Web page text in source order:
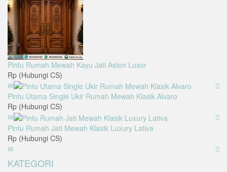
Pintu Rumah Mewah Kayu Jati Aston Luxor
Rp (Hubungi CS)
Pintu Utama Single Ukir Rumah Mewah Klasik Alvaro
Rp (Hubungi CS)
Pintu Rumah Jati Mewah Klasik Luxury Lativa
Rp (Hubungi CS)
KATEGORI